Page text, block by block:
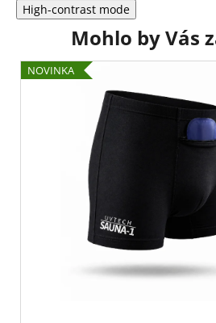
High-contrast mode
Mohlo by Vás
NOVINKA